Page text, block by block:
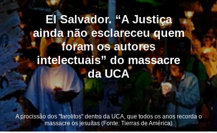
El Salvador. “A Justiça
ainda não esclareceu quem
foram os autores
intelectuais” do massacre
da UCA
A procissão dos "farolitos" dentro da UCA, que todos os anos recorda o
massacre os jesuítas (Fonte: Tierras de América)